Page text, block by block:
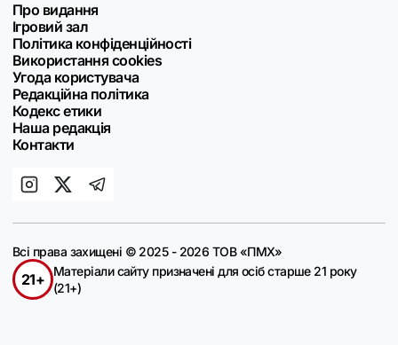
Про видання
Ігровий зал
Політика конфіденційності
Використання cookies
Угода користувача
Редакційна політика
Кодекс етики
Наша редакція
Контакти
Всі права захищені © 2025 - 2026 ТОВ «ПМХ»
21+
Матеріали сайту призначені для осіб старше 21 року
(21+)